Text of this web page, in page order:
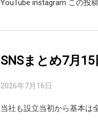
YouTube instagram この投
SNSまとめ7月15
2026年7月16日
当社も設立当初から基本は